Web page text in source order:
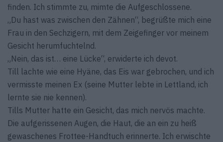
finden. Ich stimmte zu, mimte die Aufgeschlossene.
„Du hast was zwischen den Zähnen“, begrüßte mich eine
Frau in den Sechzigern, mit dem Zeigefinger vor meinem
Gesicht herumfuchtelnd.
„Nein, das ist… eine Lücke“, erwiderte ich devot.
Till lachte wie eine Hyäne, das Eis war gebrochen, und ich
vermisste meinen Ex (seine Mutter lebte in Lettland, ich
lernte sie nie kennen).
Tills Mutter hatte ein Gesicht, das mich nervös machte.
Die aufgerissenen Augen, die Haut, die an ein zu heiß
gewaschenes Frottee-Handtuch erinnerte. Ich erwischte